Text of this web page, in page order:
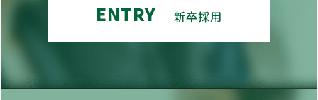
ENTRY 新卒採用